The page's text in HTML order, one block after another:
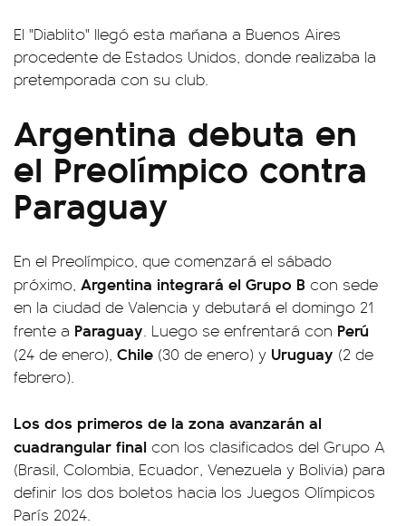
El "Diablito" llegó esta mañana a Buenos Aires
procedente de Estados Unidos, donde realizaba la
pretemporada con su club.
Argentina debuta en
el Preolímpico contra
Paraguay
En el Preolímpico, que comenzará el sábado
próximo, Argentina integrará el Grupo B con sede
en la ciudad de Valencia y debutará el domingo 21
frente a Paraguay. Luego se enfrentará con Perú
(24 de enero), Chile (30 de enero) y Uruguay (2 de
febrero).
Los dos primeros de la zona avanzarán al
cuadrangular final con los clasificados del Grupo A
(Brasil, Colombia, Ecuador, Venezuela y Bolivia) para
definir los dos boletos hacia los Juegos Olímpicos
París 2024.